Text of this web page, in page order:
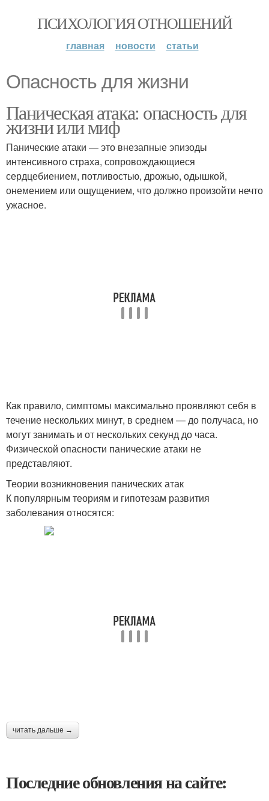
ПСИХОЛОГИЯ ОТНОШЕНИЙ
главная новости статьи
Опасность для жизни
Паническая атака: опасность для
жизни или миф
Панические атаки — это внезапные эпизоды
интенсивного страха, сопровождающиеся
сердцебиением, потливостью, дрожью, одышкой,
онемением или ощущением, что должно произойти нечто
ужасное.
Как правило, симптомы максимально проявляют себя в
течение нескольких минут, в среднем — до получаса, но
могут занимать и от нескольких секунд до часа.
Физической опасности панические атаки не
представляют.
Теории возникновения панических атак
К популярным теориям и гипотезам развития
заболевания относятся:
читать дальше →
Последние обновления на сайте: